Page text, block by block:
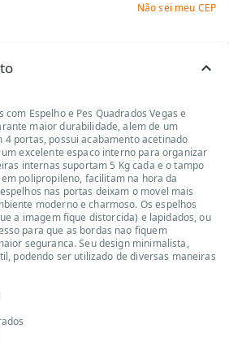
Não sei meu CEP
Espelho e Pes Quadrados Vegas e
maior durabilidade, alem de um
4 portas, possui acabamento acetinado
excelente espaco interno para organizar
internas suportam 5 Kg cada e o tampo
polipropileno, facilitam na hora da
nas portas deixam o movel mais
moderno e charmoso. Os espelhos
a imagem fique distorcida) e lapidados, ou
para que as bordas nao fiquem
seguranca. Seu design minimalista,
podendo ser utilizado de diversas maneiras